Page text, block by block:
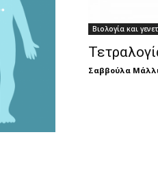
Βιολογία και
Σαββούλα